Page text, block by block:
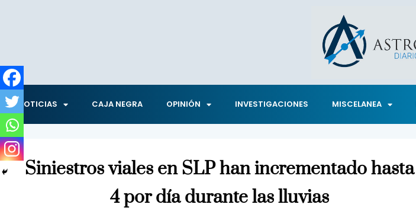
NOTICIAS CAJA NEGRA OPINIÓN INVESTIGACIONES MISCELANEA
Siniestros viales en SLP han incrementado hasta
4 por día durante las lluvias